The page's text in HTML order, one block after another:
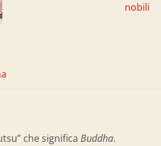
nobili
che significa Buddha.